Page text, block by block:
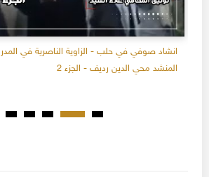
المنشد محي الدين رديف - الجزء 2